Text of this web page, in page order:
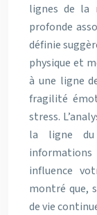
lignes de la
profonde
définie
physique et
à une ligne
fragilité
stress.
la ligne du
influence
montré que,
de vie